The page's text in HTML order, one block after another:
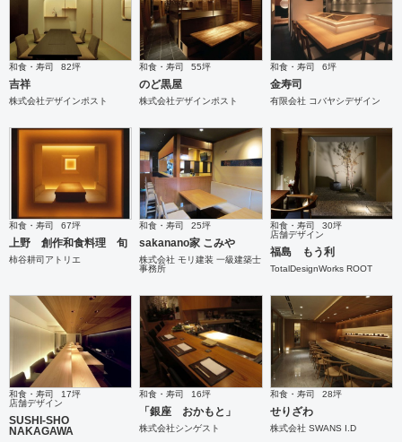
和食・寿司 82坪
吉祥
株式会社デザインポスト
和食・寿司 55坪
のど黒屋
株式会社デザインポスト
和食・寿司 6坪
金寿司
有限会社 コバヤシデザイン
和食・寿司 67坪
上野 創作和食料理 旬
柿谷耕司アトリエ
和食・寿司 25坪
sakanano家 こみや
株式会社 モリ建装 一級建築士
事務所
和食・寿司
30坪
店舗デザイン
福島 もう利
TotalDesignWorks ROOT
和食・寿司
17坪
店舗デザイン
SUSHI-SHO
NAKAGAWA
和食・寿司 16坪
「銀座 おかもと」
株式会社シンゲスト
和食・寿司 28坪
せりざわ
株式会社 SWANS I.D